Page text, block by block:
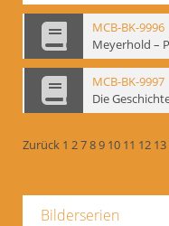
MCB-BK-9996
MCB-BK-9997
Zurück 1 2789 10 11 12 13
Bilderserien